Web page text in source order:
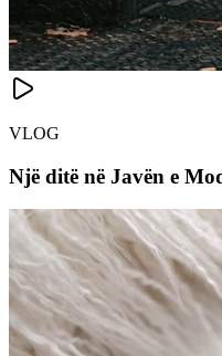
VLOG
Një ditë në Javën e